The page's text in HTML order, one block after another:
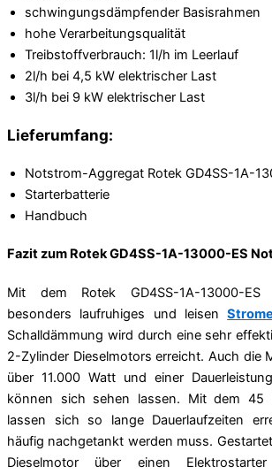
schwingungsdämpfender Basisrahmen
hohe Verarbeitungsqualität
Treibstoffverbrauch: 1l/h im Leerlauf
2l/h bei 4,5 kW elektrischer Last
3l/h bei 9 kW elektrischer Last
Lieferumfang:
Notstrom-Aggregat Rotek GD4SS-1A-
Starterbatterie
Handbuch
Fazit zum Rotek GD4SS-1A-13000-ES
Mit dem Rotek GD4SS-1A-13000-
besonders laufruhiges und leisen
Schalldämmung wird durch eine sehr
2-Zylinder Dieselmotors erreicht. Auch die
über 11.000 Watt und einer
können sich sehen lassen. Mit dem 45
lassen sich so lange Dauerlaufzeiten
häufig nachgetankt werden muss.
Dieselmotor über einen